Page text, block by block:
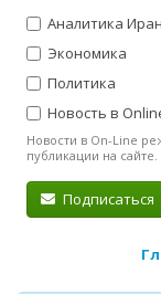
Аналитика
Экономика
Политика
Новость в
Новости в On-Line
публикации на
Подписаться